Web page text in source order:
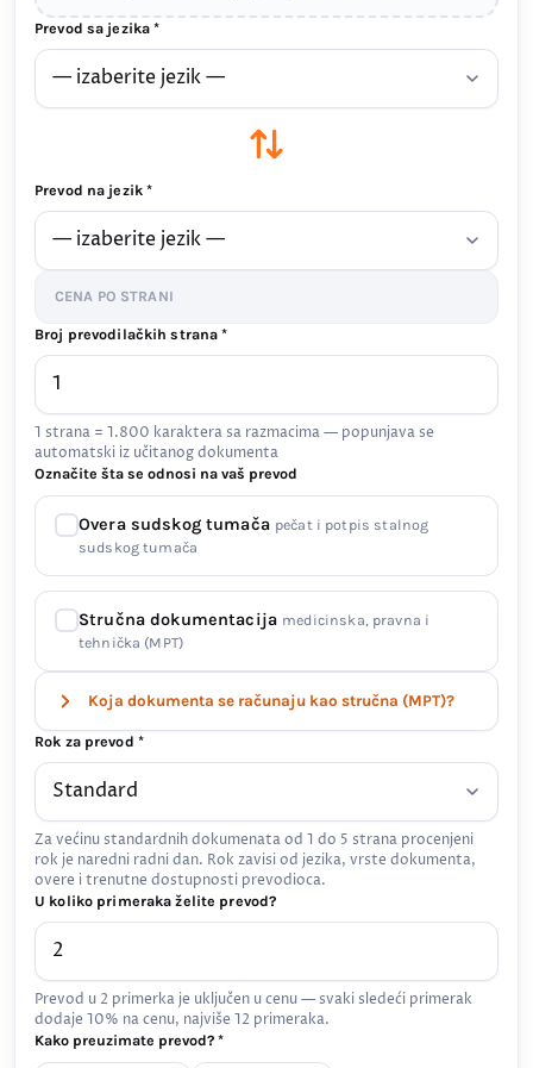
Prevod sa jezika *
Prevod na jezik *
CENA PO STRANI
Broj prevodilačkih strana *
1 strana = 1.800 karaktera sa razmacima — popunjava se
automatski iz učitanog dokumenta
Označite šta se odnosi na vaš prevod
Overa sudskog tumača pečat i potpis stalnog
sudskog tumača
Stručna dokumentacija medicinska, pravna i
tehnička (MPT)
Koja dokumenta se računaju kao stručna (MPT)?
Rok za prevod *
Za većinu standardnih dokumenata od 1 do 5 strana procenjeni
rok je naredni radni dan. Rok zavisi od jezika, vrste dokumenta,
overe i trenutne dostupnosti prevodioca.
U koliko primeraka želite prevod?
Prevod u 2 primerka je uključen u cenu — svaki sledeći primerak
dodaje 10% na cenu, najviše 12 primeraka.
Kako preuzimate prevod? *